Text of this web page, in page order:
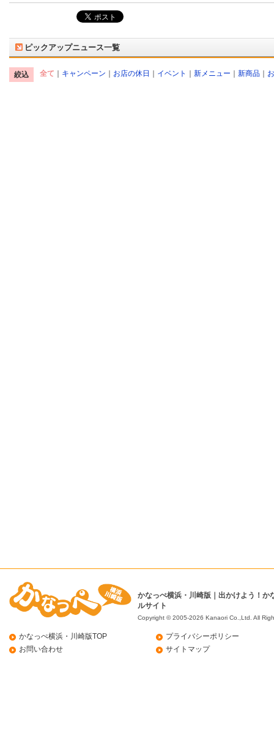
ピックアップニュース一覧
絞込 全て キャンペーン お店の休日 イベント 新メニュー 新商品
かなっぺ横浜・川崎版｜出かけよう！か
ルサイト
Copyright © 2005-2026 Kanaori Co.,Ltd. All
かなっぺ横浜・川崎版TOP
お問い合わせ
プライバシーポリシー
サイトマップ